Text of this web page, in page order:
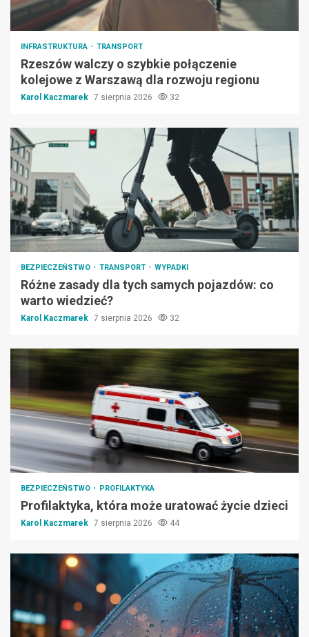
INFRASTRUKTURA TRANSPORT
Rzeszów walczy o szybkie połączenie
kolejowe z Warszawą dla rozwoju regionu
Karol Kaczmarek 7 sierpnia 2026 32
BEZPIECZEŃSTWO TRANSPORT WYPADKI
Różne zasady dla tych samych pojazdów: co
warto wiedzieć?
Karol Kaczmarek 7 sierpnia 2026 32
BEZPIECZEŃSTWO PROFILAKTYKA
Profilaktyka, która może uratować życie dzieci
Karol Kaczmarek 7 sierpnia 2026 44